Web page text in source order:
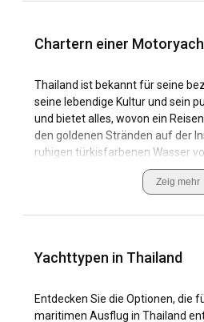
Chartern einer
Thailand ist bekannt für seine
seine lebendige Kultur und sein
und bietet alles, wovon ein
den goldenen Stränden auf der
ruhigen türkisfarbenen Wasser
Küstenpracht eine
Motoryachtcharter. Mit einer
abgelegenen Ankerplätzen
Navigation, die vielseitigen
atemberaubenden Ausblicke
unverwechselbare thailändische
Zeig mehr
Yachttypen in Thailand
Entdecken Sie die Optionen, die
maritimen Ausflug in Thailand